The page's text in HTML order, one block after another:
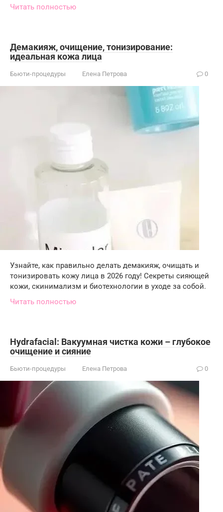
Читать полностью
Демакияж, очищение, тонизирование:
идеальная кожа лица
Бьюти-процедуры Елена Петрова 0
Узнайте, как правильно делать демакияж, очищать и
тонизировать кожу лица в 2026 году! Секреты сияющей
кожи, скинимализм и биотехнологии в уходе за собой.
Читать полностью
Hydrafacial: Вакуумная чистка кожи – глубокое
очищение и сияние
Бьюти-процедуры Елена Петрова 0